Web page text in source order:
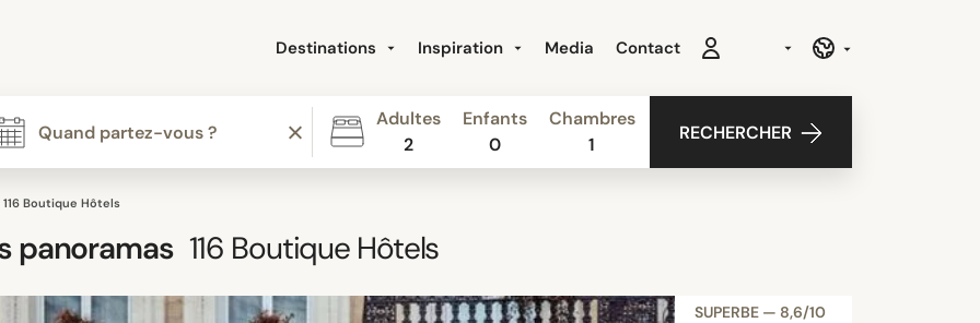
Destinations Inspiration Media Contact
Adultes
2
Enfants
0
Chambres
1
RECHERCHER
116 Boutique Hôtels
panoramas 116 Boutique Hôtels
SUPERBE — 8,6/10